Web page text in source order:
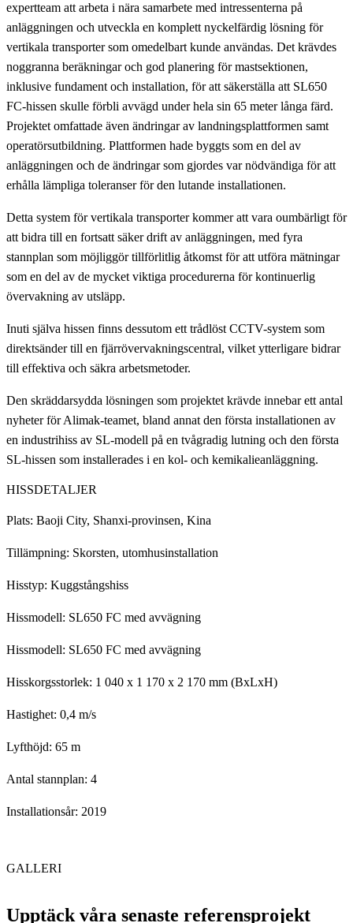
expertteam att arbeta i nära samarbete med intressenterna på
anläggningen och utveckla en komplett nyckelfärdig lösning för
vertikala transporter som omedelbart kunde användas. Det krävdes
noggranna beräkningar och god planering för mastsektionen,
inklusive fundament och installation, för att säkerställa att SL650
FC-hissen skulle förbli avvägd under hela sin 65 meter långa färd.
Projektet omfattade även ändringar av landningsplattformen samt
operatörsutbildning. Plattformen hade byggts som en del av
anläggningen och de ändringar som gjordes var nödvändiga för att
erhålla lämpliga toleranser för den lutande installationen.
Detta system för vertikala transporter kommer att vara oumbärligt för
att bidra till en fortsatt säker drift av anläggningen, med fyra
stannplan som möjliggör tillförlitlig åtkomst för att utföra mätningar
som en del av de mycket viktiga procedurerna för kontinuerlig
övervakning av utsläpp.
Inuti själva hissen finns dessutom ett trådlöst CCTV-system som
direktsänder till en fjärrövervakningscentral, vilket ytterligare bidrar
till effektiva och säkra arbetsmetoder.
Den skräddarsydda lösningen som projektet krävde innebar ett antal
nyheter för Alimak-teamet, bland annat den första installationen av
en industrihiss av SL-modell på en tvågradig lutning och den första
SL-hissen som installerades i en kol- och kemikalieanläggning.
HISSDETALJER
Plats: Baoji City, Shanxi-provinsen, Kina
Tillämpning: Skorsten, utomhusinstallation
Hisstyp: Kuggstångshiss
Hissmodell: SL650 FC med avvägning
Hissmodell: SL650 FC med avvägning
Hisskorgsstorlek: 1 040 x 1 170 x 2 170 mm (BxLxH)
Hastighet: 0,4 m/s
Lyfthöjd: 65 m
Antal stannplan: 4
Installationsår: 2019
GALLERI
Upptäck våra senaste referensprojekt